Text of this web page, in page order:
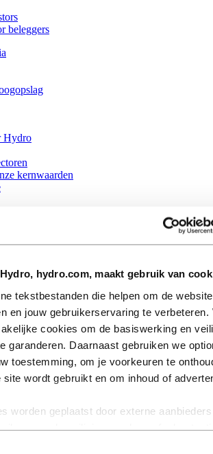
hydro.com, maakt gebruik van
tekstbestanden die helpen om de
en jouw gebruikerservaring te verbeteren.
cookies om de basiswerking en
garanderen. Daarnaast gebruiken we
toestemming, om je voorkeuren te
site wordt gebruikt en om inhoud of
worden geplaatst door externe
beleggers
Hydro
kernwaarden
we actief zijn
constructie